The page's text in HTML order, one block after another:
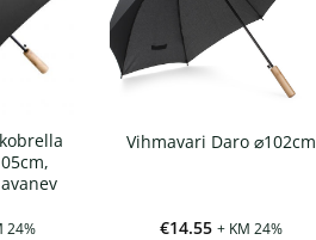
24%
Vihmavari Daro ⌀102cm
€14.55 + KM 24%